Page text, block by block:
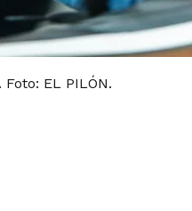
EL PILÓN.